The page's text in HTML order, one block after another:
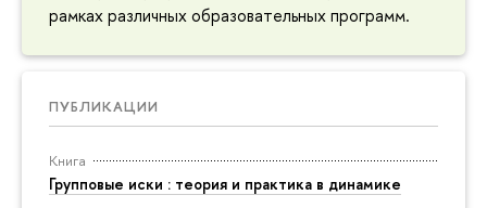
рамках различных образовательных программ.
ПУБЛИКАЦИИ
Книга
Групповые иски : теория и практика в динамике